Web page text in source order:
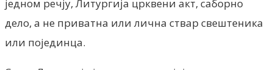
једном речју, Литургија црквени акт, саборно
дело, а не приватна или лична ствар свештеника
или појединца.